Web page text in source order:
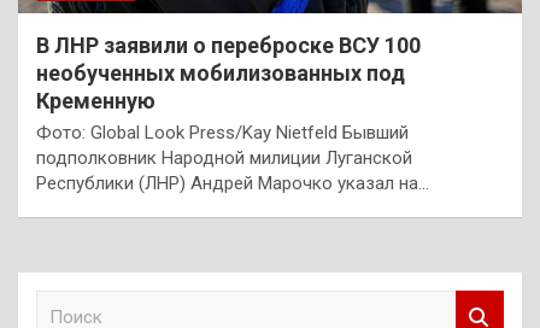
В ЛНР заявили о переброске ВСУ 100
необученных мобилизованных под
Кременную
Фото: Global Look Press/Kay Nietfeld Бывший
подполковник Народной милиции Луганской
Республики (ЛНР) Андрей Марочко указал на…